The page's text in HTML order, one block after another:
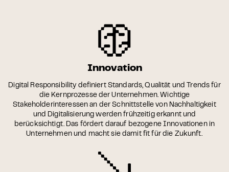
Innovation
Digital Responsibility definiert Standards, Qualität und Trends für
die Kernprozesse der Unternehmen. Wichtige
Stakeholderinteressen an der Schnittstelle von Nachhaltigkeit
und Digitalisierung werden frühzeitig erkannt und
berücksichtigt. Das fördert darauf bezogene Innovationen in
Unternehmen und macht sie damit fit für die Zukunft.